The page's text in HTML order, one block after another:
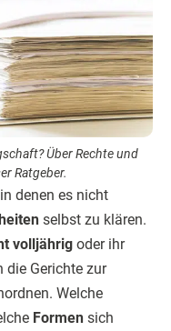
Über Rechte und
Ratgeber.
denen es nicht
selbst zu klären.
volljährig oder ihr
die Gerichte zur
Welche
Formen sich